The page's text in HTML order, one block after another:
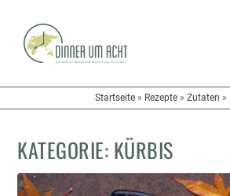
Startseite » Rezepte » Zutaten »
KATEGORIE: KÜRBIS